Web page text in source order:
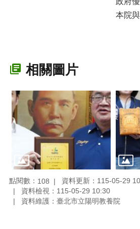
本院
相關圖片
點閱數： 108
資料更新：115-05-29
資料檢視：115-05-29 10:30
資料維護：臺北市立陽明教養院